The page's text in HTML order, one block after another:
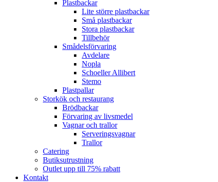
Plastbackar
Lite större plastbackar
Små plastbackar
Stora plastbackar
Tillbehör
Smådelsförvaring
Avdelare
Nopla
Schoeller Allibert
Stemo
Plastpallar
Storkök och restaurang
Brödbackar
Förvaring av livsmedel
Vagnar och trallor
Serveringsvagnar
Trallor
Catering
Butiksutrustning
Outlet upp till 75% rabatt
Kontakt